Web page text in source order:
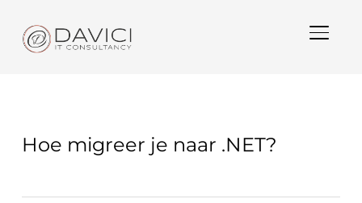
Hoe migreer je naar .NET?